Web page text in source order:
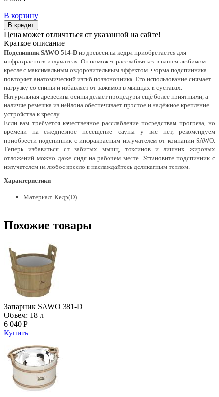
В корзину
В кредит
Цена может отличаться от указанной на сайте!
Краткое описание
Подспинник SAWO 514-D из древесины кедра приобретается для
инфракрасного излучателя. Он поможет расслабляться в вашем любимом
кресле с максимальным оздоровительным эффектом. Форма подспинника
повторяет анатомический изгиб позвоночника. Его использование снимает
нагрузку со спины и избавляет от зажимов в мышцах и суставах.
Натуральная древесина осины делает процедуры ещё более приятными, а
наличие ремешка из нейлона обеспечивает простое и надёжное крепление
устройства к креслу.
Если вам требуется качественное расслабление посредствам прогрева, но
времени на ежедневное посещение сауны у вас нет, рекомендуем
приобрести подспинник с инфракрасным излучателем от компании SAWO.
Теперь избавиться от забитых мышц, токсинов и лишних жировых
отложений можно даже сидя на рабочем месте. Установите подспинник с
излучателем на любое кресло и наслаждайтесь деликатным теплом.
Характеристики
Материал: Кедр(D)
Похожие товары
Запарник SAWO 381-D
Объем: 18 л
6 040 Р
Купить